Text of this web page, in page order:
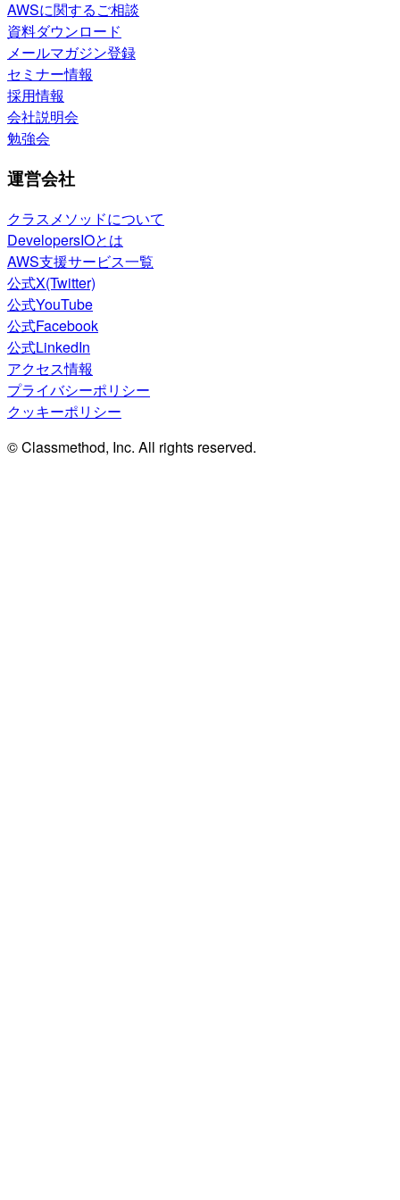
AWSに関するご相談
資料ダウンロード
メールマガジン登録
セミナー情報
採用情報
会社説明会
勉強会
運営会社
クラスメソッドについて
DevelopersIOとは
AWS支援サービス一覧
公式X(Twitter)
公式YouTube
公式Facebook
公式LinkedIn
アクセス情報
プライバシーポリシー
クッキーポリシー
© Classmethod, Inc. All rights reserved.